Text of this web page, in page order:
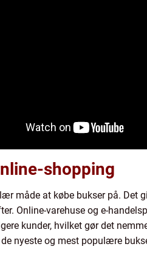
shopping
måde at købe bukser på.
Online-varehuse og e-
kunder, hvilket gør det
nyeste og mest populære